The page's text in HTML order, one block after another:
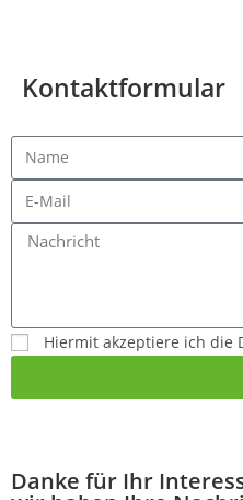
Kontaktformular
Hiermit akzeptiere ich die
Danke für Ihr